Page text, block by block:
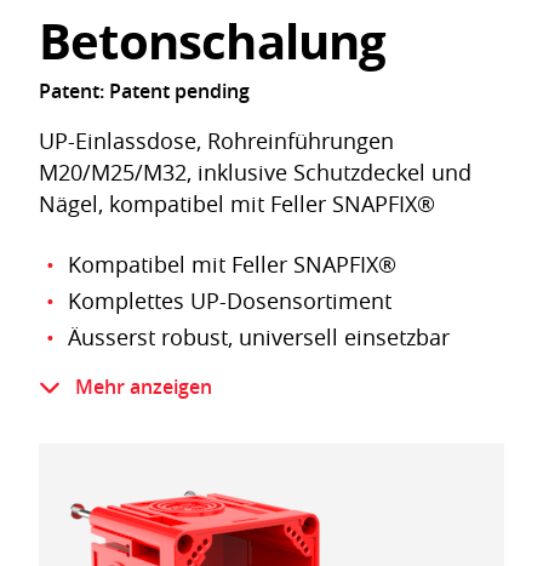
Betonschalung
Patent: Patent pending
UP-Einlassdose, Rohreinführungen
M20/M25/M32, inklusive Schutzdeckel und
Nägel, kompatibel mit Feller SNAPFIX®
Kompatibel mit Feller SNAPFIX®
Komplettes UP-Dosensortiment
Äusserst robust, universell einsetzbar
Mit grossen Montageraum
Mehr anzeigen